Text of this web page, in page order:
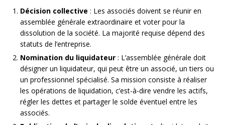
Décision collective : Les associés doivent se réunir en
assemblée générale extraordinaire et voter pour la
dissolution de la société. La majorité requise dépend des
statuts de l’entreprise.
Nomination du liquidateur : L’assemblée générale doit
désigner un liquidateur, qui peut être un associé, un tiers ou
un professionnel spécialisé. Sa mission consiste à réaliser
les opérations de liquidation, c’est-à-dire vendre les actifs,
régler les dettes et partager le solde éventuel entre les
associés.